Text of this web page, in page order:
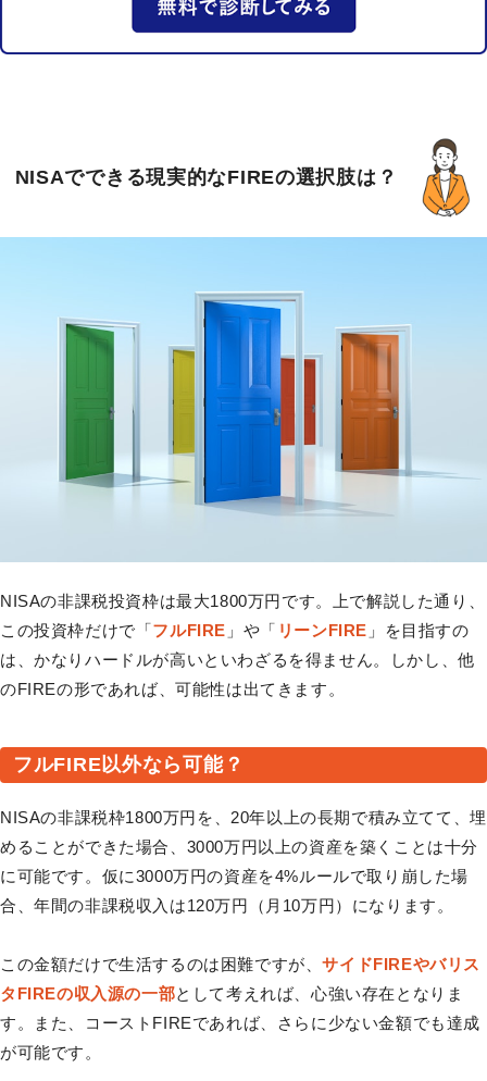
NISAでできる現実的なFIREの選択肢は？
NISAの非課税投資枠は最大1800万円です。上で解説した通り、
この投資枠だけで「フルFIRE 」や「 リーンFIRE 」を目指すの
は、かなりハードルが高いといわざるを得ません。しかし、他
のFIREの形であれば、可能性は出てきます。
フルFIRE以外なら可能？
NISAの非課税枠1800万円を、20年以上の長期で積み立てて、埋
めることができた場合、3000万円以上の資産を築くことは十分
に可能です。仮に3000万円の資産を4%ルールで取り崩した場
合、年間の非課税収入は120万円（月10万円）になります。
この金額だけで生活するのは困難ですが、サイドFIREやバリス
タFIREの収入源の一部として考えれば、心強い存在となりま
す。また、コーストFIREであれば、さらに少ない金額でも達成
が可能です。